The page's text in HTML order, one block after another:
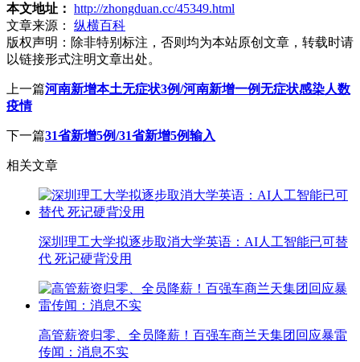
本文地址： http://zhongduan.cc/45349.html
文章来源：
纵横百科
版权声明： 除非特别标注，否则均为本站原创文章，转载时请
以链接形式注明文章出处。
上一篇河南新增本土无症状3例/河南新增一例无症状感染人数
疫情
下一篇31省新增5例/31省新增5例输入
相关文章
深圳理工大学拟逐步取消大学英语：AI人工智能已可替
代 死记硬背没用
高管薪资归零、全员降薪！百强车商兰天集团回应暴雷
传闻：消息不实